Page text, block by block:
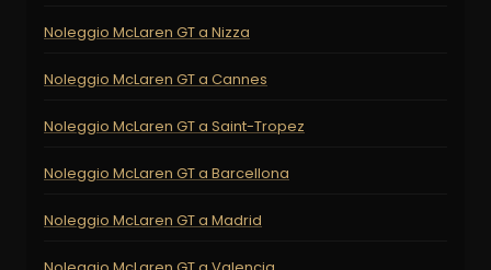
Noleggio McLaren GT a Nizza
Noleggio McLaren GT a Cannes
Noleggio McLaren GT a Saint-Tropez
Noleggio McLaren GT a Barcellona
Noleggio McLaren GT a Madrid